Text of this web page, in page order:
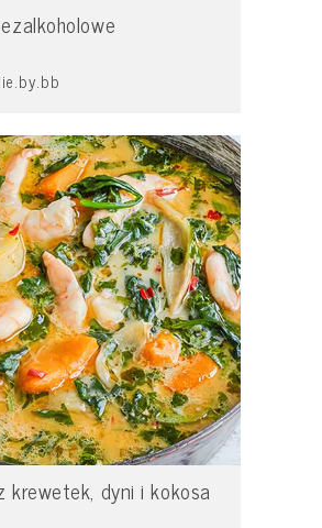
krewetek, dyni i kokosa